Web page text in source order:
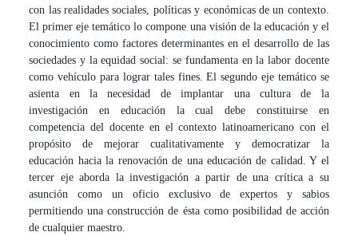
con las realidades sociales, políticas y económicas de un contexto.
El primer eje temático lo compone una visión de la educación y el
conocimiento como factores determinantes en el desarrollo de las
sociedades y la equidad social: se fundamenta en la labor docente
como vehículo para lograr tales fines. El segundo eje temático se
asienta en la necesidad de implantar una cultura de la
investigación en educación la cual debe constituirse en
competencia del docente en el contexto latinoamericano con el
propósito de mejorar cualitativamente y democratizar la
educación hacia la renovación de una educación de calidad. Y el
tercer eje aborda la investigación a partir de una crítica a su
asunción como un oficio exclusivo de expertos y sabios
permitiendo una construcción de ésta como posibilidad de acción
de cualquier maestro.